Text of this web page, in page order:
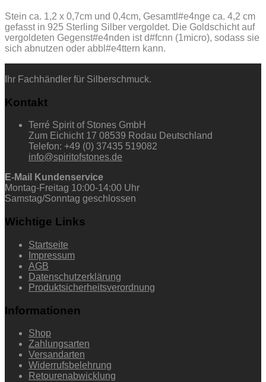
Stein ca. 1,2 x 0,7cm und 0,4cm, Gesamtl#e4nge ca. 4,2 cm
gefasst in 925 Sterling Silber vergoldet. Die Goldschicht auf
vergoldeten Gegenst#e4nden ist d#fcnn (1micro), sodass sie
sich abnutzen oder abbl#e4ttern kann.
Ihr Fachhändler für Silberschmuck.
Kontakt
Terré Spirit of Stones GmbH
Zum Eichicht 17 08539 Rodau Deutschland
Telefon: +49 (0) 37435 519082
info@spiritofstones.de
E-Mail Kundenservice
Montag-Freitag 10:00-14:00 Uhr
Samstag/Sonntag geschlossen
Wichtige Links
Startseite
Impressum
AGB
Datenschutzerklärung
Produktsicherheitsverordnung
Informationen
Shop
Zahlungsarten
Versandarten
Widerrufsbelehrung
Retourenabwicklung